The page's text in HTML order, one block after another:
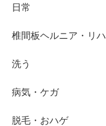
日常
椎間板ヘルニア・リハ
洗う
病気・ケガ
脱毛・おハゲ